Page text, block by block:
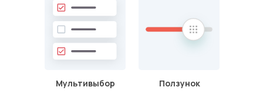
Мультивыбор Ползунок